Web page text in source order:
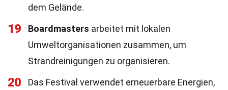
dem Gelände.
19 Boardmasters arbeitet mit lokalen
Umweltorganisationen zusammen, um
Strandreinigungen zu organisieren.
20
Das Festival verwendet erneuerbare Energien,